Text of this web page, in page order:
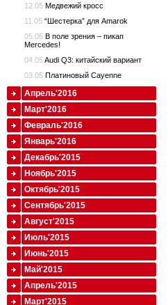
12.05 Медвежий кросс
11.05 “Шестерка” для Amarok
05.05 В поле зрения – пикап
Mercedes!
04.05Audi Q3: китайский вариант
03.05 Платиновый Cayenne
Апрель'2016
Март'2016
Февраль'2016
Январь'2016
Декабрь'2015
Ноябрь'2015
Октябрь'2015
Сентябрь'2015
Август'2015
Июль'2015
Июнь'2015
Май'2015
Апрель'2015
Март'2015